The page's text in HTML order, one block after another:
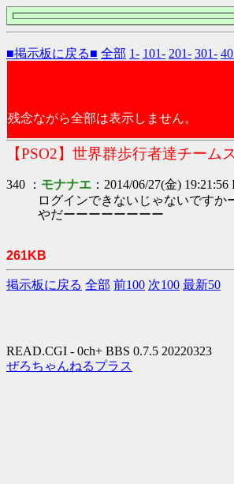
■掲示板に戻る■ 全部 1- 101- 201- 301-
残念ながら全部は表示しません。
【PSO2】世界群歩行者達チー
340 ： モナナエ ：2014/06/27(金)
ログインできないじゃないですか
やだーーーーーーーー
261KB
掲示板に戻る 全部 前100 次100 最新50
READ.CGI - 0ch+ BBS 0.7.5 20220323
ぜろちゃんねるプラス